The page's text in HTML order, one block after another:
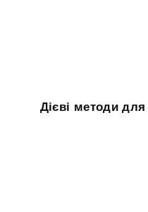
Дієві методи